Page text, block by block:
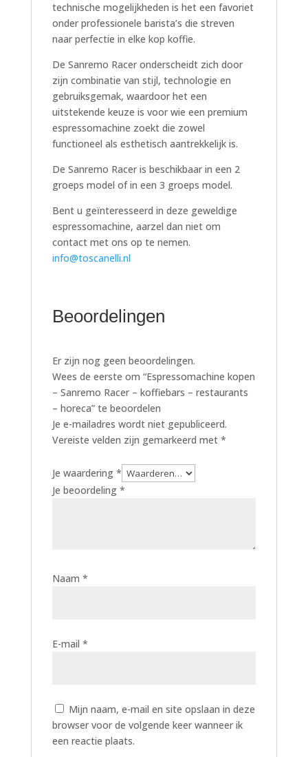
technische mogelijkheden is het een favoriet
onder professionele barista’s die streven
naar perfectie in elke kop koffie.
De Sanremo Racer onderscheidt zich door
zijn combinatie van stijl, technologie en
gebruiksgemak, waardoor het een
uitstekende keuze is voor wie een premium
espressomachine zoekt die zowel
functioneel als esthetisch aantrekkelijk is.
De Sanremo Racer is beschikbaar in een 2
groeps model of in een 3 groeps model.
Bent u geïnteresseerd in deze geweldige
espressomachine, aarzel dan niet om
contact met ons op te nemen.
info@toscanelli.nl
Beoordelingen
Er zijn nog geen beoordelingen.
Wees de eerste om “Espressomachine kopen
– Sanremo Racer – koffiebars – restaurants
– horeca” te beoordelen
Je e-mailadres wordt niet gepubliceerd.
Vereiste velden zijn gemarkeerd met *
Je waardering *
Je beoordeling *
Naam *
E-mail *
Mijn naam, e-mail en site opslaan in deze
browser voor de volgende keer wanneer ik
een reactie plaats.